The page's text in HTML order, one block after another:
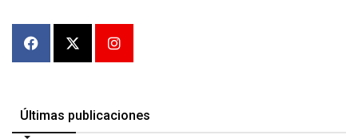
Últimas publicaciones